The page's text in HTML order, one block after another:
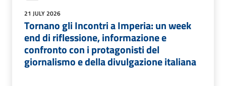
21 JULY 2026
Tornano gli Incontri a Imperia: un week
end di riflessione, informazione e
confronto con i protagonisti del
giornalismo e della divulgazione italiana